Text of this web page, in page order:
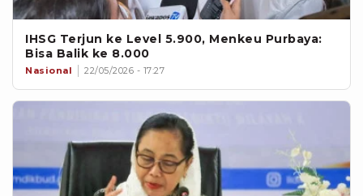
IHSG Terjun ke Level 5.900, Menkeu Purbaya:
Bisa Balik ke 8.000
Nasional 22/05/2026 - 17:27